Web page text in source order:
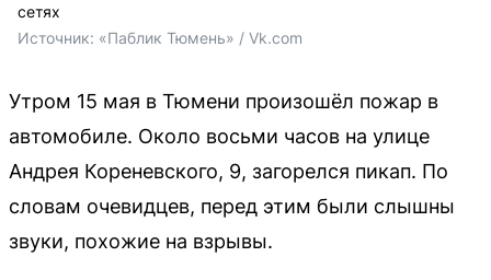
сетях
Источник: «Паблик Тюмень» / Vk.com
Утром 15 мая в Тюмени произошёл пожар в
автомобиле. Около восьми часов на улице
Андрея Кореневского, 9, загорелся пикап. По
словам очевидцев, перед этим были слышны
звуки, похожие на взрывы.